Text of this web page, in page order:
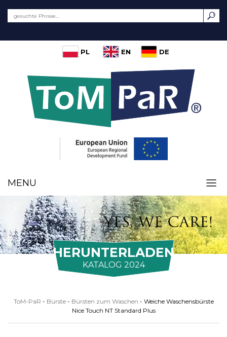
PL EN DE
MENU
HERUNTERLADEN
KATALOG 2024
ToM-PaR - Bürste - Bürsten zum Waschen - Weiche Waschensbürste
Nice Touch NT Standard Plus